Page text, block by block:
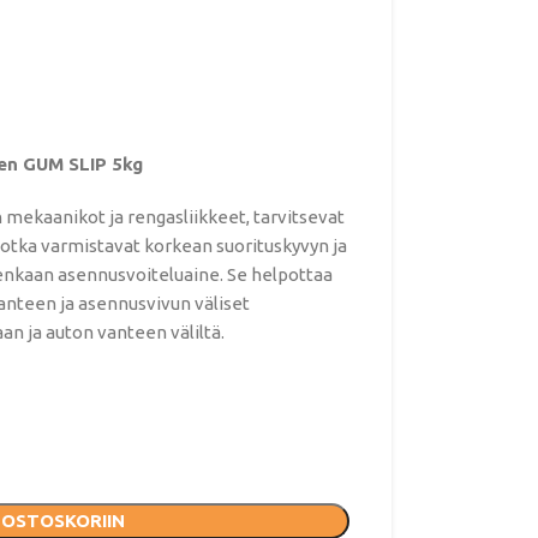
GUM SLIP 5kg
ja rengasliikkeet, tarvitsevat
varmistavat korkean suorituskyvyn ja
asennusvoiteluaine. Se helpottaa
ja asennusvivun väliset
ja auton vanteen väliltä.